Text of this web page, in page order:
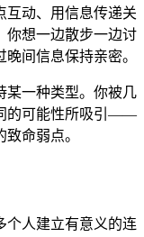
互动、用信息传递关
你想一边散步一边讨
间信息保持亲密。
某一种类型。你被几
的可能性所吸引——
命弱点。
个人建立有意义的连